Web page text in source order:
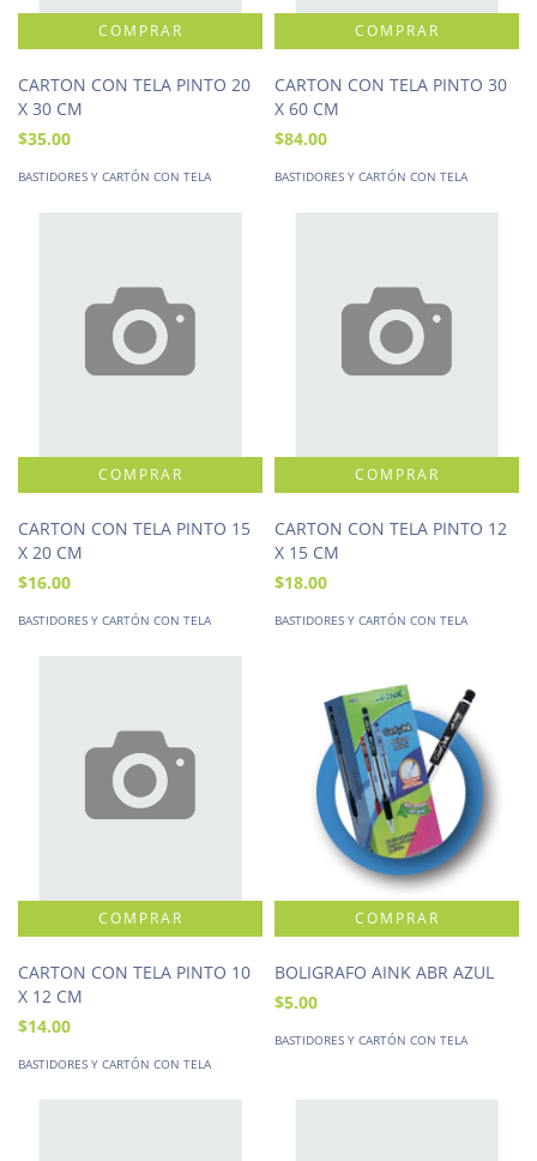
CARTON CON TELA PINTO 20
X 30 CM
$35.00
BASTIDORES Y CARTÓN CON TELA
CARTON CON TELA PINTO 30
X 60 CM
$84.00
BASTIDORES Y CARTÓN CON TELA
CARTON CON TELA PINTO 15
X 20 CM
$16.00
BASTIDORES Y CARTÓN CON TELA
CARTON CON TELA PINTO 12
X 15 CM
$18.00
BASTIDORES Y CARTÓN CON TELA
CARTON CON TELA PINTO 10
X 12 CM
$14.00
BASTIDORES Y CARTÓN CON TELA
BOLIGRAFO AINK ABR AZUL
$5.00
BASTIDORES Y CARTÓN CON TELA